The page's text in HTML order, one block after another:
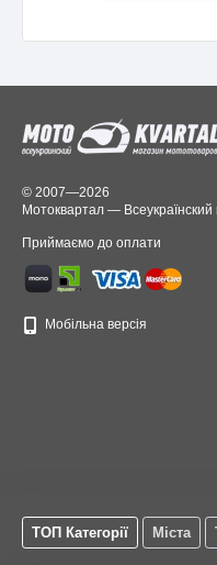
© 2007—2026
Мотоквартал — Всеукраїнский
Приймаємо до оплати
Мобільна версія
ТОП Категорії Міста